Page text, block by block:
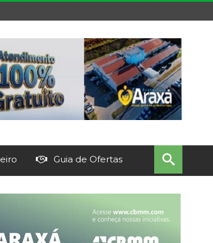
Guia de Ofertas